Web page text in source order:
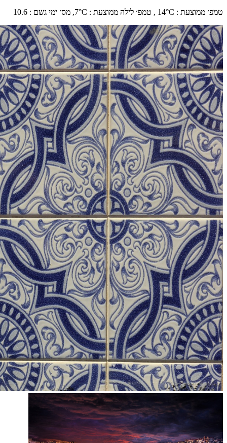
טמפ׳ ממוצעת :
14°C , טמפ׳ לילה ממוצעת :
7°C, מס׳ ימי גשם :
10.6